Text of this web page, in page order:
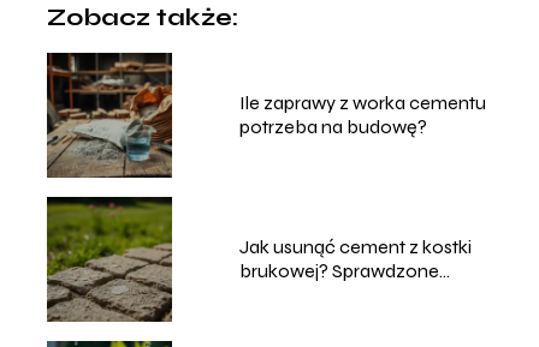
Zobacz także:
Ile zaprawy z worka cementu
potrzeba na budowę?
Jak usunąć cement z kostki
brukowej? Sprawdzone